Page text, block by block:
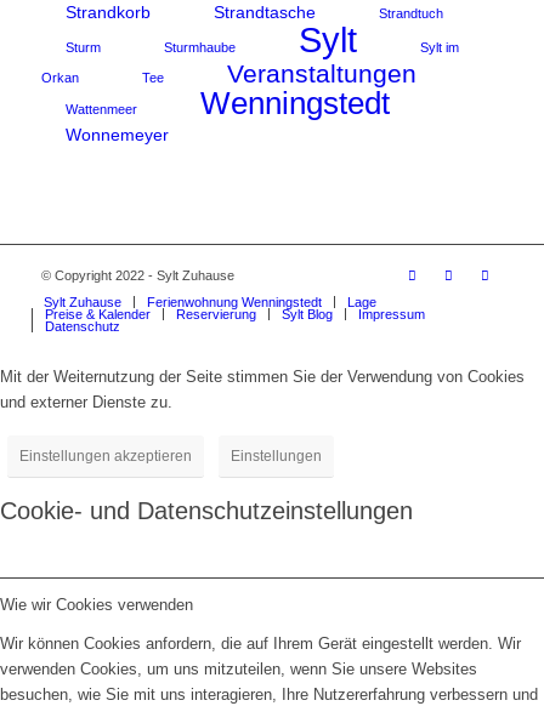
Strandkorb Strandtasche Strandtuch
Sturm Sturmhaube Sylt Sylt im
Orkan Tee Veranstaltungen
Wattenmeer Wenningstedt
Wonnemeyer
© Copyright 2022 - Sylt Zuhause
Sylt Zuhause
Ferienwohnung Wenningstedt
Lage
Preise & Kalender
Reservierung Sylt Blog
Impressum
Datenschutz
Mit der Weiternutzung der Seite stimmen Sie der Verwendung von Cookies
und externer Dienste zu.
Einstellungen akzeptieren Einstellungen
Cookie- und Datenschutzeinstellungen
Wie wir Cookies verwenden
Wir können Cookies anfordern, die auf Ihrem Gerät eingestellt werden. Wir
verwenden Cookies, um uns mitzuteilen, wenn Sie unsere Websites
besuchen, wie Sie mit uns interagieren, Ihre Nutzererfahrung verbessern und